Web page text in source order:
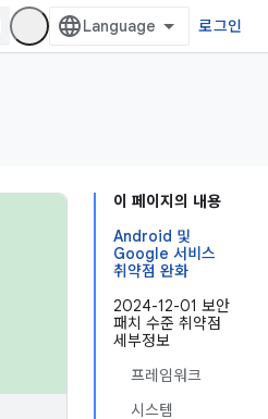
로그인
이 페이지의 내용
Android 및
Google 서비스
취약점 완화
2024-12-01 보안
패치 수준 취약점
세부정보
프레임워크
시스템